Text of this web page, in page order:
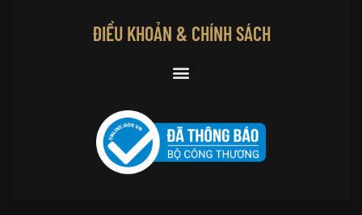
ĐIỀU KHOẢN & CHÍNH SÁCH